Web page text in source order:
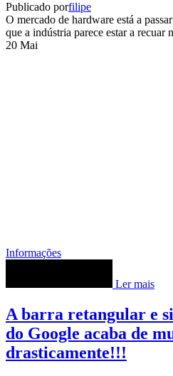
Publicado porfilipe
O mercado de hardware está a
que a indústria parece estar a recuar
20 Mai
Informações
Ler mais
A barra retangular e
do Google acaba de
drasticamente!!!